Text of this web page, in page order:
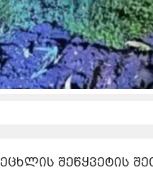
შეწყვეტის